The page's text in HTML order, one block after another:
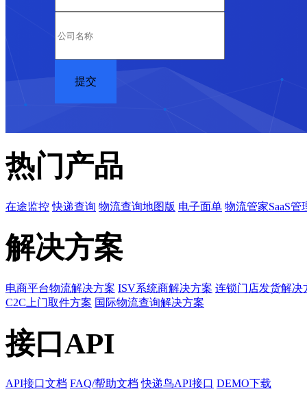
热门产品
在途监控 快递查询 物流查询地图版 电子面单 物流管家SaaS管
解决方案
电商平台物流解决方案 ISV系统商解决方案 连锁门店发货解决
C2C上门取件方案 国际物流查询解决方案
接口API
API接口文档 FAQ/帮助文档 快递鸟API接口 DEMO下载